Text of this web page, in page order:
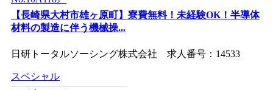
【長崎県大村市雄ヶ原町】寮費無料！未経験OK！半導体
材料の製造に伴う機械操...
日研トータルソーシング株式会社 求人番号：14533
スペシャル